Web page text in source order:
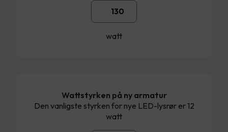
watt
Wattstyrken på ny armatur
Den vanligste styrken for nye LED-lysrør er 12
watt